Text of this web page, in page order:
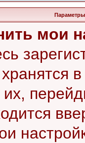
Параметры
мои